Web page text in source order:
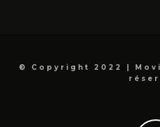
© Copyright 2022 |